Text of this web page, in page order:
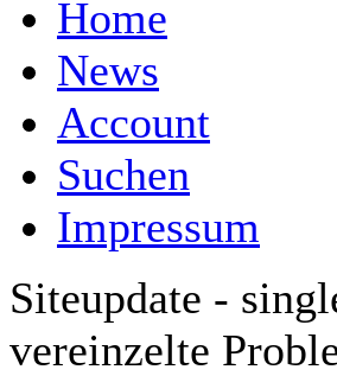
Home
News
Account
Suchen
Impressum
Siteupdate -
vereinzelte